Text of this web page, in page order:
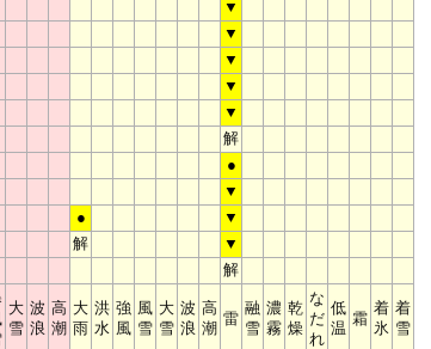
▼
▼
▼
▼
▼
解
●
▼
●
▼
解
▼
解
大
雪
波
浪
高
潮
大
雨
洪
水
強
風
風
雪
大
雪
波
浪
高
潮
雷
融
雪
濃
霧
乾
燥
な
だ
れ
低
温
霜
着
氷
着
雪